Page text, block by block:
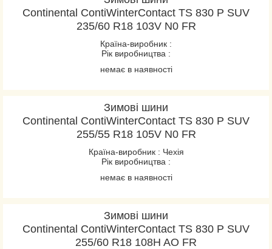
ContiEcoContact EP
ContiPremiumContact
ContiPremiumContact 5
ContiSportContact 3
ContiSportContact 5
ContiSportContact 5 P
ContiSportContact 5 P
SUV
ContiSportContact 5
ContiVanContact 200
CrossContact H/T
Continental ContiWinterContact TS 830 P SUV
235/60 R18 103V N0 FR
Країна-виробник :
Рік виробництва :
немає в наявності
Зимові шини
Continental ContiWinterContact TS 830 P SUV
255/55 R18 105V N0 FR
Країна-виробник : Чехія
Рік виробництва :
немає в наявності
Зимові шини
Continental ContiWinterContact TS 830 P SUV
255/60 R18 108H AO FR